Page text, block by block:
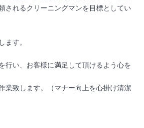
されるクリーニングマンを目標としてい
ます。
行い、お客様に満足して頂けるよう心を
業致します。（マナー向上を心掛け清潔